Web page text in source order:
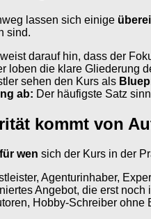
lassen sich einige
sind.
darauf hin, dass der
loben die klare Gliederung
sehen den Kurs als
ab: Der häufigste Satz
kommt von
für wen sich der Kurs in der
Agenturinhaber,
Angebot, die erst
Hobby-Schreiber